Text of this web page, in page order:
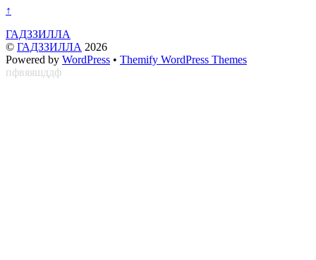
↑
ГАДЗЗИЛЛА
© ГАДЗЗИЛЛА 2026
Powered by WordPress • Themify WordPress Themes
пфвяяшддф